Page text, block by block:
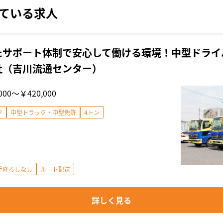
いる求人
ポート体制で安心して働ける環境！中型ドラ
吉川流通センター）
〜￥420,000
中型トラック・中型免許 4トン
降ろしなし ルート配送
詳しく見る